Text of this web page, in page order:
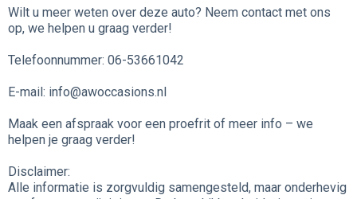
Wilt u meer weten over deze auto? Neem contact met ons
op, we helpen u graag verder!
Telefoonnummer: 06-53661042
E-mail: info@awoccasions.nl
Maak een afspraak voor een proefrit of meer info – we
helpen je graag verder!
Disclaimer:
Alle informatie is zorgvuldig samengesteld, maar onderhevig